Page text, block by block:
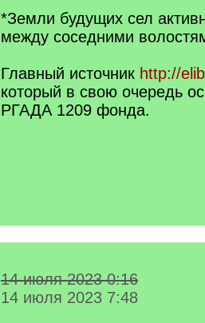
*Земли будущих сел
между соседними
Главный источник http://
который в свою очередь
РГАДА 1209 фонда.
14 июля 2023 0:16
14 июля 2023 7:48